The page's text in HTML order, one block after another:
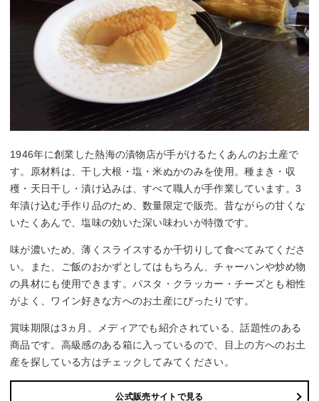
1946年に創業した熱海の漬物店が手がけるたくあんのお土産で
す。原材料は、干し大根・塩・米ぬかのみを使用。種まき・収
穫・天日干し・漬け込みは、すべて職人が手作業しています。3
年漬け込む手作り品のため、数量限定で販売。昔ながらの甘くな
いたくあんで、塩味の効いた深い味わいが特徴です。
味が濃いため、薄くスライスするか千切りして食べてみてくださ
い。また、ご飯のおかずとしてはもちろん、チャーハンや炒め物
の具材にも使用できます。パスタ・クラッカー・チーズとも相性
がよく、ワイン好きな方へのお土産にぴったりです。
賞味期限は3ヵ月。メディアでも紹介されている、話題性のある
商品です。高級感のある箱に入っているので、目上の方へのお土
産を探している方はチェックしてみてください。
公式販売サイトで見る